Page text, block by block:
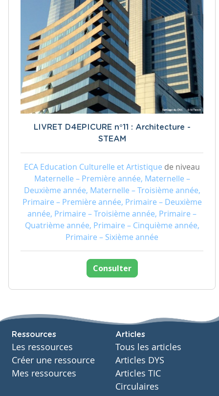
LIVRET D4EPICURE n°11 : Architecture -
STEAM
ECA Education Culturelle et Artistique de niveau
Maternelle – Première année, Maternelle –
Deuxième année, Maternelle – Troisième année,
Primaire – Première année, Primaire – Deuxième
année, Primaire – Troisième année, Primaire –
Quatrième année, Primaire – Cinquième année,
Primaire – Sixième année
Consulter
Ressources
Les ressources
Créer une ressource
Mes ressources
Articles
Tous les articles
Articles DYS
Articles TIC
Circulaires